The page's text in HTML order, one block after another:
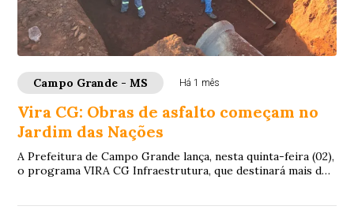
Campo Grande - MS Há 1 mês
Vira CG: Obras de asfalto começam no
Jardim das Nações
A Prefeitura de Campo Grande lança, nesta quinta-feira (02),
o programa VIRA CG Infraestrutura, que destinará mais de